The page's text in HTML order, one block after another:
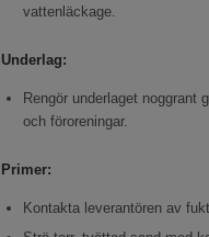
vattenläckage.
Underlag:
Rengör underlaget
och föroreningar.
Primer:
Kontakta leverantören av